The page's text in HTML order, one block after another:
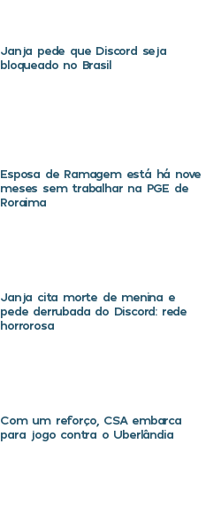
Janja pede que Discord seja
bloqueado no Brasil
Esposa de Ramagem está há nove
meses sem trabalhar na PGE de
Roraima
Janja cita morte de menina e
pede derrubada do Discord: rede
horrorosa
Com um reforço, CSA embarca
para jogo contra o Uberlândia